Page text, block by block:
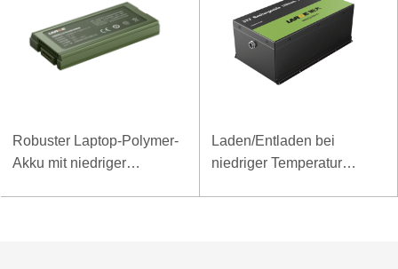
Robuster Laptop-Polymer-
Akku mit niedriger
Laden/Entladen bei
niedriger Temperatur